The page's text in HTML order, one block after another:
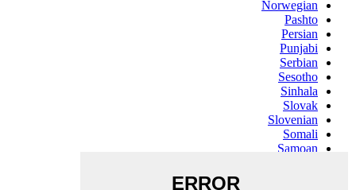
Norwegian
Pashto
Persian
Punjabi
Serbian
Sesotho
Sinhala
Slovak
Slovenian
Somali
Samoan